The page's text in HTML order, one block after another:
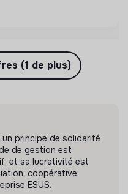
(1 de plus)
principe de solidarité
de gestion est
et sa lucrativité est
coopérative,
ESUS.